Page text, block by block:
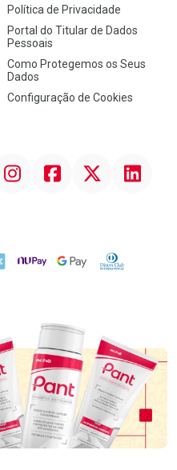
Política de Privacidade
Portal do Titular de Dados
Pessoais
Como Protegemos os Seus
Dados
Configuração de Cookies
FacebookTwitter Linkedin
NuPay Google PayDiners Club